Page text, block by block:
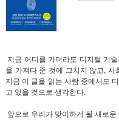
지금 어디를 가더라도 디지털 기
을 가져다 준 것에 그치지 않고,
지금 이 글을 읽는 사람 중에서도
고 있을 것으로 생각한다.
앞으로 우리가 맞이하게 될 새로